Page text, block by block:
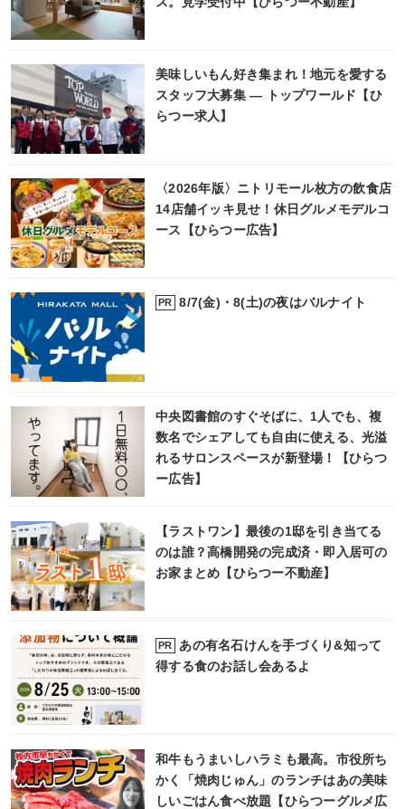
美味しいもん好き集まれ！地元を愛する
スタッフ大募集 ― トップワールド【ひ
らつー求人】
〈2026年版〉ニトリモール枚方の飲食店
14店舗イッキ見せ！休日グルメモデルコ
ース【ひらつー広告】
PR 8/7(金)・8(土)の夜はバルナイト
中央図書館のすぐそばに、1人でも、複
数名でシェアしても自由に使える、光溢
れるサロンスペースが新登場！【ひらつ
ー広告】
【ラストワン】最後の1邸を引き当てる
のは誰？高橋開発の完成済・即入居可の
お家まとめ【ひらつー不動産】
PR
あの有名石けんを手づくり&知って
得する食のお話し会あるよ
和牛もうまいしハラミも最高。市役所ち
かく「焼肉じゅん」のランチはあの美味
しいごはん食べ放題【ひらつーグルメ広